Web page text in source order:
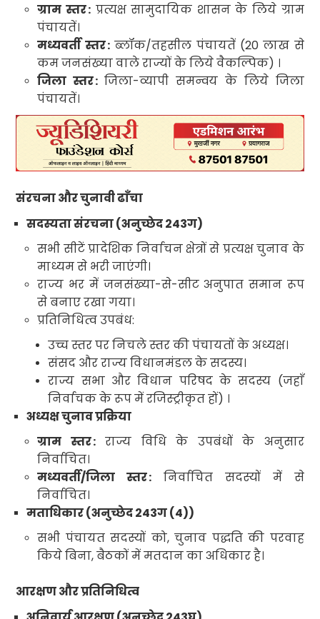
ग्राम स्तर: प्रत्यक्ष सामुदायिक शासन के लिये ग्राम
पंचायतें।
मध्यवर्ती स्तर: ब्लॉक/तहसील पंचायतें (20लाख से
कम जनसंख्या वाले राज्यों के लिये वैकल्पिक) ।
जिला स्तर:जिला-व्यापी समन्वय के लिये जिला
पंचायतें।
संरचना और चुनावी ढाँचा
सदस्यता संरचना (अनुच्छेद243ग)
सभी सीटें प्रादेशिक निर्वाचन क्षेत्रों से प्रत्यक्ष चुनाव के
माध्यम से भरी जाएंगी।
राज्य भर में जनसंख्या-से-सीट अनुपात समान रूप
से बनाए रखा गया।
प्रतिनिधित्व उपबंध:
उच्च स्तर पर निचले स्तर की पंचायतों के अध्यक्ष।
संसद और राज्य विधानमंडल के सदस्य।
राज्य सभा और विधान परिषद के सदस्य (जहाँ
निर्वाचक के रूप में रजिस्ट्रीकृत हों) ।
अध्यक्ष चुनाव प्रक्रिया
ग्राम स्तर: राज्य विधि के उपबंधों के अनुसार
निर्वाचित।
मध्यवर्ती/जिला स्तर:
निर्वाचित सदस्यों में से
निर्वाचित।
मताधिकार (अनुच्छेद243ग(4))
सभी पंचायत सदस्यों को,चुनाव पद्धति की परवाह
किये बिना,बैठकों में मतदान का अधिकार है।
आरक्षण और प्रतिनिधित्व